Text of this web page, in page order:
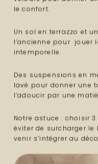
le confort.
Un sol en terrazzo et
l’ancienne pour jouer
intemporelle.
Des suspensions en
lavé pour donner une
l’adoucir par une
Notre astuce : choisir
éviter de surcharger le
venir s’intégrer au